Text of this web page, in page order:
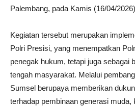
Palembang, pada Kamis (16/04/
Kegiatan tersebut merupakan
Polri Presisi, yang menempatkan
penegak hukum, tetapi juga sebagai
tengah masyarakat. Melalui
Sumsel berupaya memberikan
terhadap pembinaan generasi